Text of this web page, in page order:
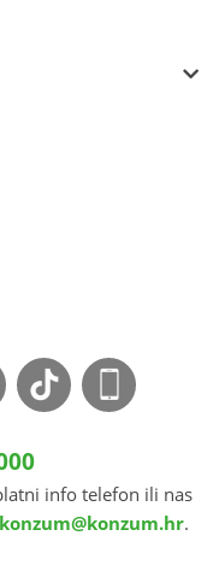
info telefon ili nas
konzum@konzum.hr.